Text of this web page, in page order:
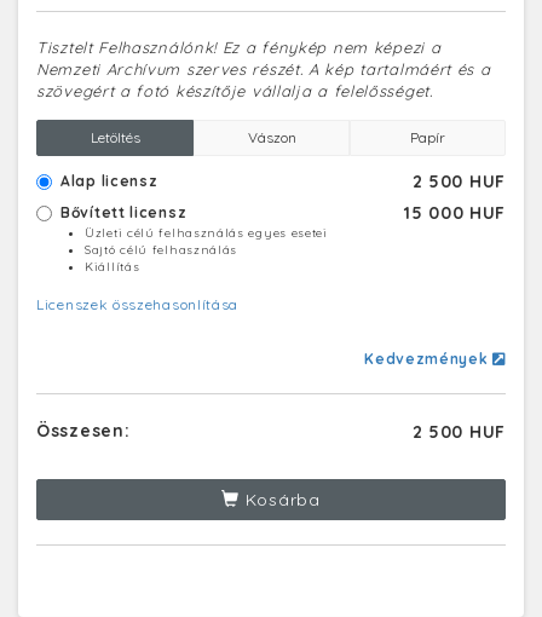
Tisztelt Felhasználónk! Ez a fénykép nem képezi a
Nemzeti Archívum szerves részét. A kép tartalmáért és a
szövegért a fotó készítője vállalja a felelősséget.
Letöltés Vászon Papír
Alap licensz 2 500 HUF
Bővített licensz 15 000 HUF
Üzleti célú felhasználás egyes esetei
Sajtó célú felhasználás
Kiállítás
Licenszek összehasonlítása
Kedvezmények
Összesen: 2 500 HUF
Kosárba